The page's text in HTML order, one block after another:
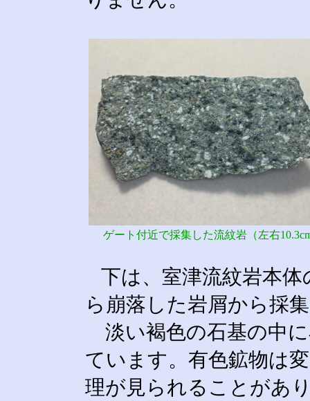
ゲート付近で採集した流紋岩（左右
下は、室津流紋岩本
ら崩落した岩屑から採
淡い褐色の石基の中
ています。有色鉱物は
理が見られることがあ